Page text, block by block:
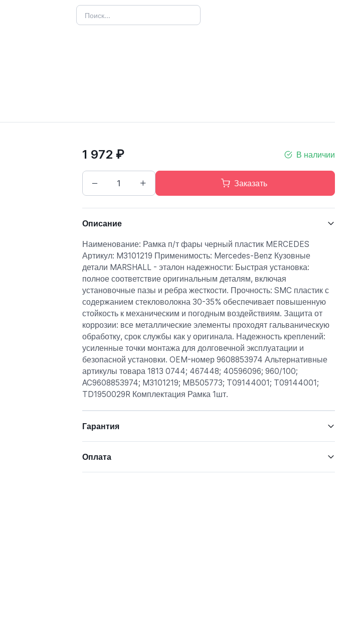
1 972 ₽ В наличии
Заказать
Описание
Наименование: Рамка п/т фары черный пластик MERCEDES
Артикул: M3101219 Применимость: Mercedes-Benz Кузовные
детали MARSHALL - эталон надежности: Быстрая установка:
полное соответствие оригинальным деталям, включая
установочные пазы и ребра жесткости. Прочность: SMC пластик с
содержанием стекловолокна 30-35% обеспечивает повышенную
стойкость к механическим и погодным воздействиям. Защита от
коррозии: все металлические элементы проходят гальваническую
обработку, срок службы как у оригинала. Надежность креплений:
усиленные точки монтажа для долговечной эксплуатации и
безопасной установки. OEM-номер 9608853974 Альтернативные
артикулы товара 1813 0744; 467448; 40596096; 960/100;
AC9608853974; M3101219; MB505773; T09144001; T09144001;
TD1950029R Комплектация Рамка 1шт.
Гарантия
Оплата